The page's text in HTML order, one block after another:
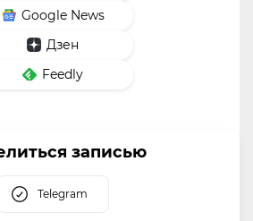
Google News
Дзен
Feedly
записью
Telegram